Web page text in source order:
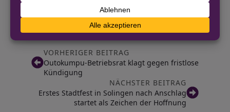
VORHERIGER BEITRAG
Outokumpu-Betriebsrat klagt gegen fristlose
Kündigung
NÄCHSTER BEITRAG
Erstes Stadtfest in Solingen nach Anschlag
startet als Zeichen der Hoffnung